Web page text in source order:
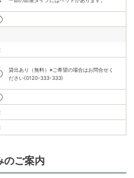
貸出あり（無料）※ご希望の場合はお問合せく
ださい(0120-333-333)
のご案内